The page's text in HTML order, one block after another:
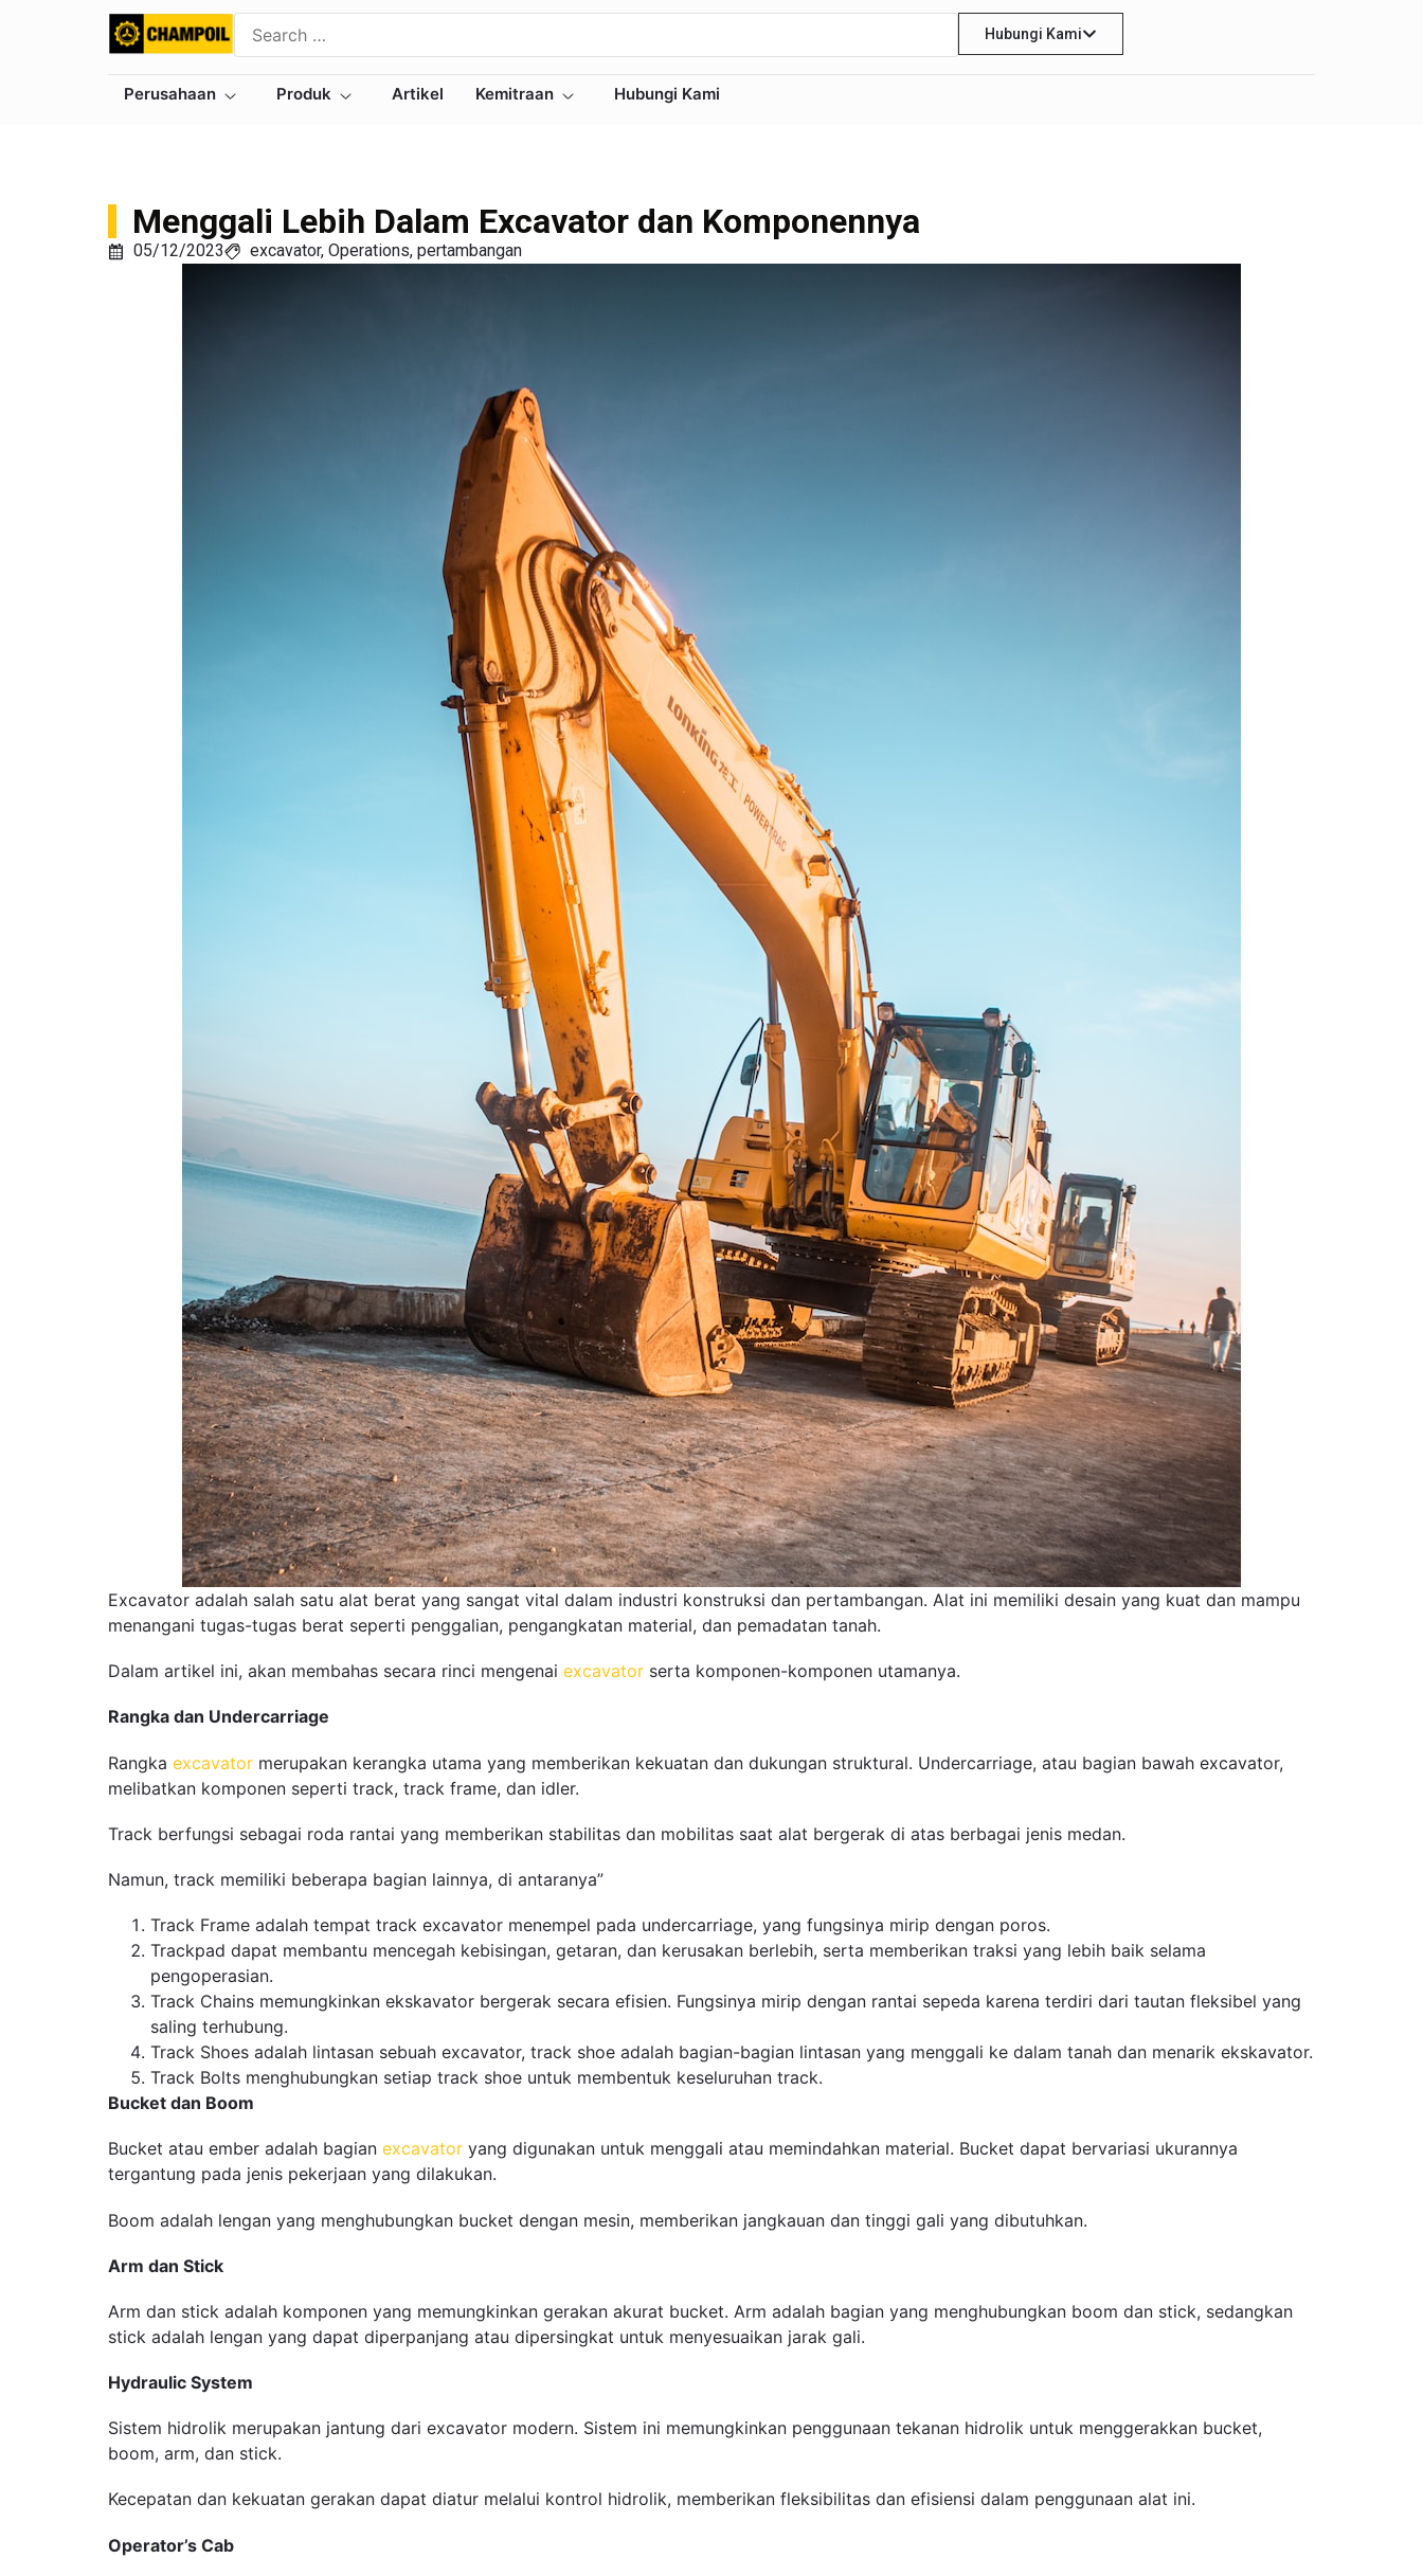
Hubungi Kami
Perusahaan Produk Artikel Kemitraan Hubungi Kami
Menggali Lebih Dalam Excavator dan Komponennya
05/12/2023 excavator, Operations, pertambangan
Excavator adalah salah satu alat berat yang sangat vital dalam industri konstruksi dan pertambangan. Alat ini memiliki desain yang kuat dan mampu
menangani tugas-tugas berat seperti penggalian, pengangkatan material, dan pemadatan tanah.
Dalam artikel ini, akan membahas secara rinci mengenai excavator serta komponen-komponen utamanya.
Rangka dan Undercarriage
Rangka excavator merupakan kerangka utama yang memberikan kekuatan dan dukungan struktural. Undercarriage, atau bagian bawah excavator,
melibatkan komponen seperti track, track frame, dan idler.
Track berfungsi sebagai roda rantai yang memberikan stabilitas dan mobilitas saat alat bergerak di atas berbagai jenis medan.
Namun, track memiliki beberapa bagian lainnya, di antaranya”
Track Frame adalah tempat track excavator menempel pada undercarriage, yang fungsinya mirip dengan poros.
Trackpad dapat membantu mencegah kebisingan, getaran, dan kerusakan berlebih, serta memberikan traksi yang lebih baik selama
pengoperasian.
Track Chains memungkinkan ekskavator bergerak secara efisien. Fungsinya mirip dengan rantai sepeda karena terdiri dari tautan fleksibel yang
saling terhubung.
Track Shoes adalah lintasan sebuah excavator, track shoe adalah bagian-bagian lintasan yang menggali ke dalam tanah dan menarik ekskavator.
Track Bolts menghubungkan setiap track shoe untuk membentuk keseluruhan track.
Bucket dan Boom
Bucket atau ember adalah bagian excavator yang digunakan untuk menggali atau memindahkan material. Bucket dapat bervariasi ukurannya
tergantung pada jenis pekerjaan yang dilakukan.
Boom adalah lengan yang menghubungkan bucket dengan mesin, memberikan jangkauan dan tinggi gali yang dibutuhkan.
Arm dan Stick
Arm dan stick adalah komponen yang memungkinkan gerakan akurat bucket. Arm adalah bagian yang menghubungkan boom dan stick, sedangkan
stick adalah lengan yang dapat diperpanjang atau dipersingkat untuk menyesuaikan jarak gali.
Hydraulic System
Sistem hidrolik merupakan jantung dari excavator modern. Sistem ini memungkinkan penggunaan tekanan hidrolik untuk menggerakkan bucket,
boom, arm, dan stick.
Kecepatan dan kekuatan gerakan dapat diatur melalui kontrol hidrolik, memberikan fleksibilitas dan efisiensi dalam penggunaan alat ini.
Operator’s Cab